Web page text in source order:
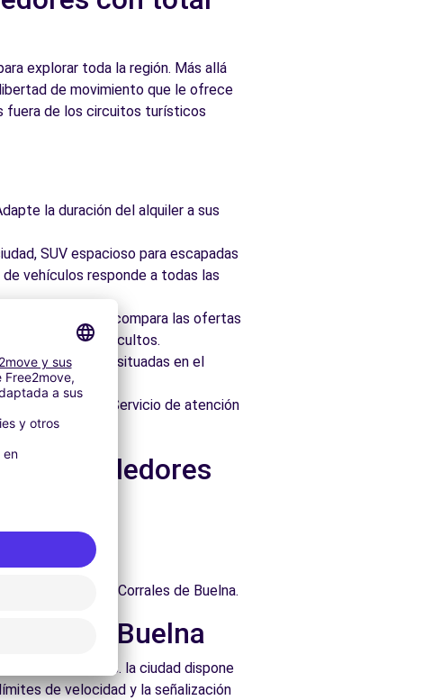
explorar toda la región. Más allá
de movimiento que le ofrece
fuera de los circuitos turísticos
la duración del alquiler a sus
SUV espacioso para escapadas
vehículos responde a todas las
plataforma que compara las ofertas
sin cargos ocultos.
idealmente situadas en el
pocos minutos. Servicio de atención
y alrededores
naturaleza.
coche.
de Los Corrales de Buelna.
de Buelna
prácticos. la ciudad dispone
de velocidad y la señalización